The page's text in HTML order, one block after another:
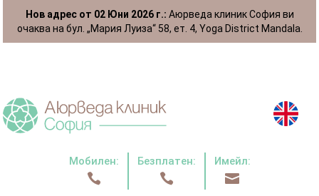
Нов адрес от 02 Юни 2026 г.: Аюрведа клиник София ви
очаква на бул. „Мария Луиза“ 58, ет. 4, Yoga District Mandala.
Мобилен:

Безплатен:

Имейл:
